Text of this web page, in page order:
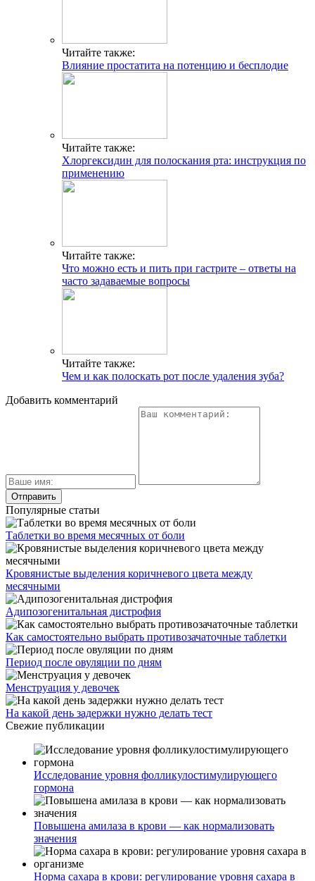
Читайте также:
Влияние простатита на потенцию и бесплодие
Читайте также:
Хлоргексидин для полоскания рта: инструкция по
применению
Читайте также:
Что можно есть и пить при гастрите – ответы на
часто задаваемые вопросы
Читайте также:
Чем и как полоскать рот после удаления зуба?
Добавить комментарий
Популярные статьи
Таблетки во время месячных от боли
Кровянистые выделения коричневого цвета между
месячными
Адипозогенитальная дистрофия
Как самостоятельно выбрать противозачаточные таблетки
Период после овуляции по дням
Менструация у девочек
На какой день задержки нужно делать тест
Свежие публикации
Исследование уровня фолликулостимулирующего
гормона
Повышена амилаза в крови — как нормализовать
значения
Норма сахара в крови: регулирование уровня сахара в